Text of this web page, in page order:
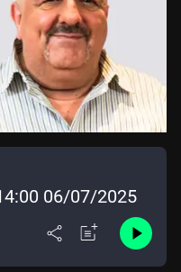
06/07/2025